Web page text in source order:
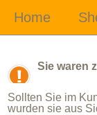
Sie waren
Sollten Sie im
wurden sie aus